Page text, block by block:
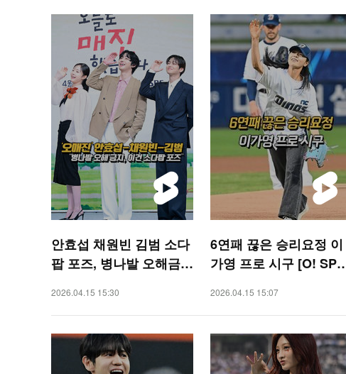
안효섭 채원빈 김범 소다
팝 포즈, 병나발 오해금지
2026.04.15 15:30
6연패 끊은 승리요정 이
가영 프로 시구 [O! SPO
2026.04.15 15:07